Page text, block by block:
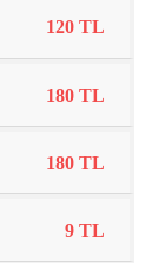
120 TL
180 TL
180 TL
9 TL